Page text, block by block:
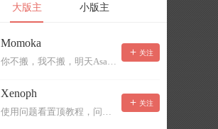
大版主 小版主
Momoka
你不搬，我不搬，明天Asa就丸蛋
关注
Xenoph
使用问题看置顶教程，问题反馈带图片日志
关注